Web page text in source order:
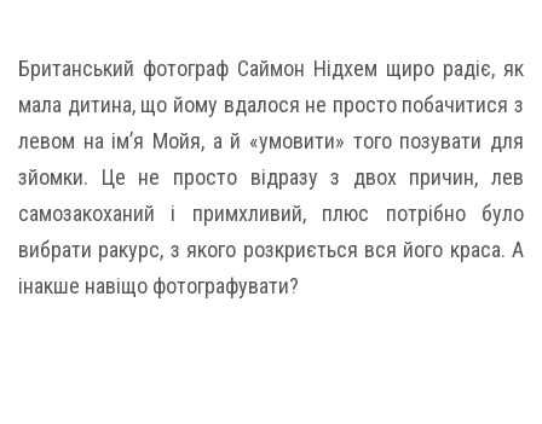
Британський фотограф Саймон Нідхем щиро радіє, як
мала дитина, що йому вдалося не просто побачитися з
левом на ім’я Мойя, а й «умовити» того позувати для
зйомки. Це не просто відразу з двох причин, лев
самозакоханий і примхливий, плюс потрібно було
вибрати ракурс, з якого розкриється вся його краса. А
інакше навіщо фотографувати?